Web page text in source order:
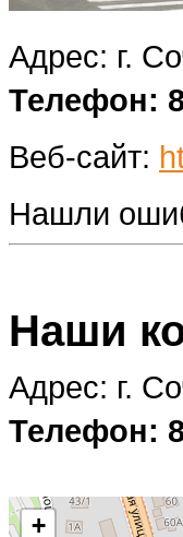
Адрес: г.
Телефон:
Веб-сайт:
Нашли
Наши
Адрес: г.
Телефон:
+